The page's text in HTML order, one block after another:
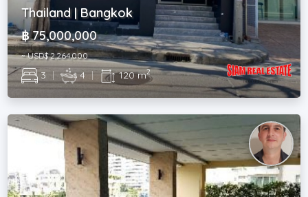
Thailand | Bangkok
฿ 75,000,000
~ USD$ 2,264,000
3 | 4 | 120 m2